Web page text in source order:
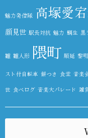
魅力発信隊 高塚愛
顔見世 駅長対抗 魅力 鯛生 黒
雛 雛人形 隈町 順延 黎明
スト付自転車 餅つき 食堂 音楽
世 食べログ 音楽大パレード 雑